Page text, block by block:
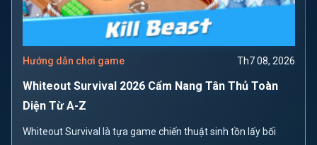
Hướng dẫn chơi game Th7 08, 2026
Whiteout Survival 2026 Cẩm Nang Tân Thủ Toàn
Diện Từ A-Z
Whiteout Survival là tựa game chiến thuật sinh tồn lấy bối